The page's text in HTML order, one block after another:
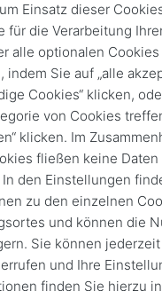
2026 von 18:30
Abmeldefrist 2. Feb. 2026
Einsatz dieser
für die Verarbeitung
alle optionalen
indem Sie auf „alle
Cookies“ klicken,
von Cookies
klicken. Im
fließen keine Daten
den Einstellungen
zu den einzelnen
und können die
Sie können jederzeit
und Ihre
finden Sie hierzu